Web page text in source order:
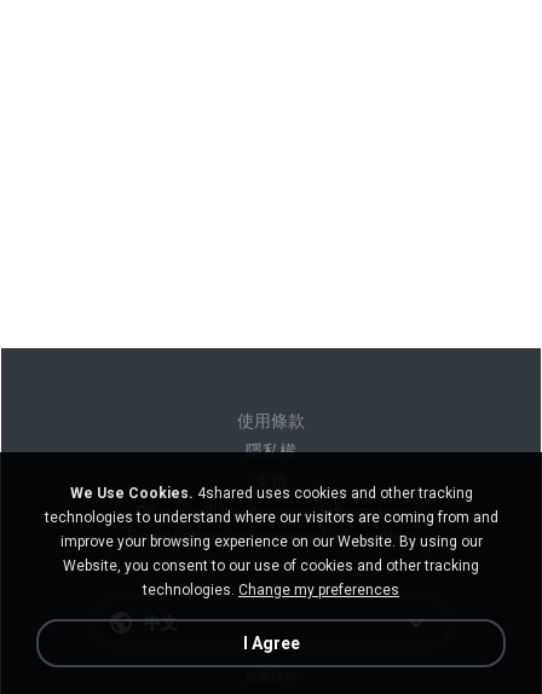
使用條款
隱私權
Do not sell my personal information
Do not share my personal information
中文
We Use Cookies. 4shared uses cookies and other tracking
technologies to understand where our visitors are coming from and
improve your browsing experience on our Website. By using our
Website, you consent to our use of cookies and other tracking
technologies. Change my preferences
I Agree